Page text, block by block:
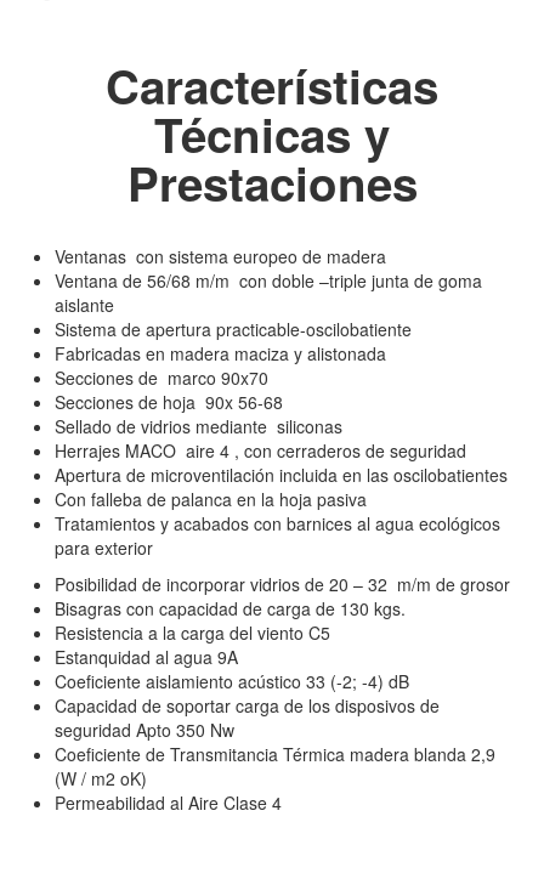
Características
Técnicas y
Prestaciones
Ventanas con sistema europeo de madera
Ventana de 56/68 m/m con doble –triple junta de goma
aislante
Sistema de apertura practicable-oscilobatiente
Fabricadas en madera maciza y alistonada
Secciones de marco 90x70
Secciones de hoja 90x 56-68
Sellado de vidrios mediante siliconas
Herrajes MACO aire 4 , con cerraderos de seguridad
Apertura de microventilación incluida en las oscilobatientes
Con falleba de palanca en la hoja pasiva
Tratamientos y acabados con barnices al agua ecológicos
para exterior
Posibilidad de incorporar vidrios de 20 – 32 m/m de grosor
Bisagras con capacidad de carga de 130 kgs.
Resistencia a la carga del viento C5
Estanquidad al agua 9A
Coeficiente aislamiento acústico 33 (-2; -4) dB
Capacidad de soportar carga de los disposivos de
seguridad Apto 350 Nw
Coeficiente de Transmitancia Térmica madera blanda 2,9
(W / m2 oK)
Permeabilidad al Aire Clase 4